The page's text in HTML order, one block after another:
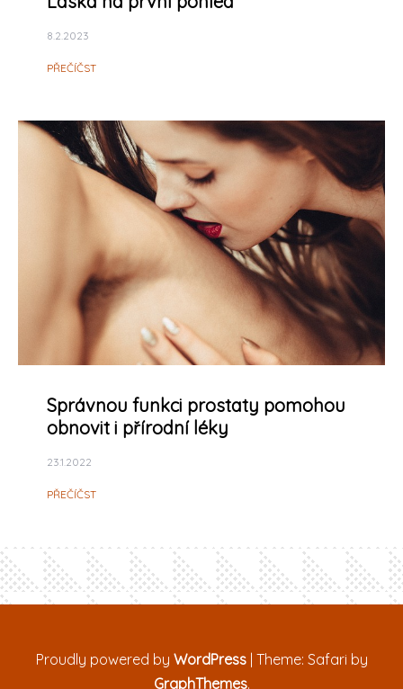
8.2.2023
PŘEČÍČST
Správnou funkci prostaty pomohou
obnovit i přírodní léky
23.1.2022
PŘEČÍČST
Proudly powered by WordPress | Theme: Safari by
GraphThemes.